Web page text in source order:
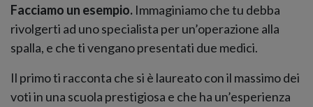
Facciamo un esempio. Immaginiamo che tu debba
rivolgerti ad uno specialista per un’operazione alla
spalla, e che ti vengano presentati due medici.
Il primo ti racconta che si è laureato con il massimo dei
voti in una scuola prestigiosa e che ha un’esperienza